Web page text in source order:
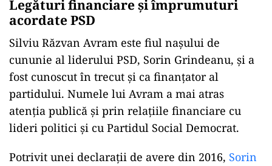
Legături financiare și împrumuturi
acordate PSD
Silviu Răzvan Avram este fiul nașului de
cununie al liderului PSD, Sorin Grindeanu, și a
fost cunoscut în trecut și ca finanțator al
partidului. Numele lui Avram a mai atras
atenția publică și prin relațiile financiare cu
lideri politici și cu Partidul Social Democrat.
Potrivit unei declarații de avere din 2016, Sorin